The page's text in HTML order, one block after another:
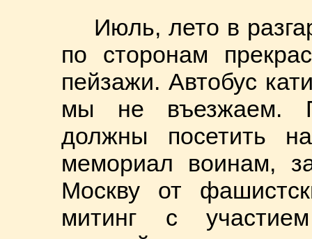
Июль, лето в
по сторонам
пейзажи. Автобус
мы не въезжаем.
должны посетить
мемориал воинам,
Москву от
митинг с